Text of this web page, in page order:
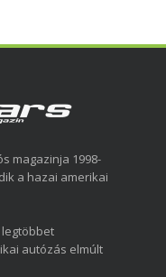
magazinja 1998-
a hazai amerikai
autózás elmúlt